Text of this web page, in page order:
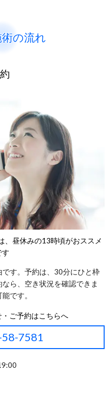
の流れ
、昼休みの13時頃がおススメ
す
す。予約は、30分にひと枠
ら、空き状況を確認できま
です。
ご予約はこちらへ
7581